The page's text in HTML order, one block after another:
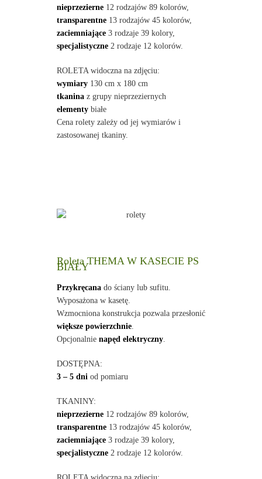
nieprzezierne12 rodzajów 89 kolorów,
transparentne13 rodzajów 45 kolorów,
zaciemniające3 rodzaje 39 kolory,
specjalistyczne2 rodzaje 12 kolorów.
ROLETA widoczna na zdjęciu:
wymiary130 cm x 180 cm
tkaninaz grupy nieprzeziernych
elementybiałe
Cena rolety zależy od jej wymiarów i
zastosowanej tkaniny.
Roleta THEMA W KASECIE PS
BIAŁY
Przykręcanado ściany lub sufitu.
Wyposażona w kasetę.
Wzmocniona konstrukcja pozwala przesłonić
większe powierzchnie.
Opcjonalnie napęd elektryczny.
DOSTĘPNA:
3 – 5 dniod pomiaru
TKANINY:
nieprzezierne12 rodzajów 89 kolorów,
transparentne13 rodzajów 45 kolorów,
zaciemniające3 rodzaje 39 kolory,
specjalistyczne2 rodzaje 12 kolorów.